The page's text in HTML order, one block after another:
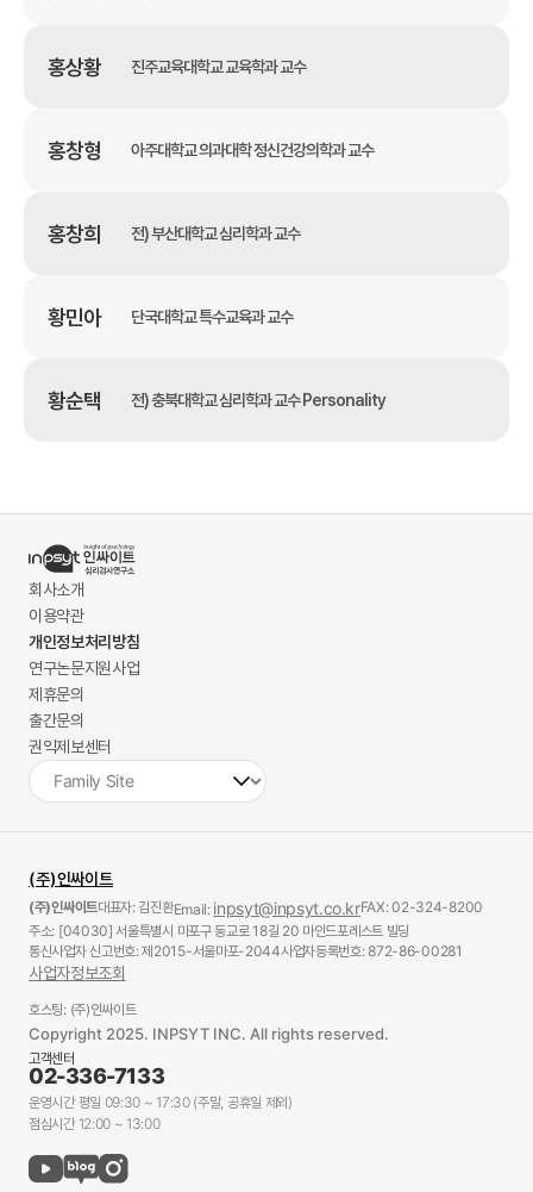
홍상황 진주교육대학교 교육학과 교수
홍창형 아주대학교 의과대학 정신건강의학과 교수
홍창희 전) 부산대학교 심리학과 교수
황민아 단국대학교 특수교육과 교수
황순택 전) 충북대학교 심리학과 교수 Personality
회사소개
이용약관
개인정보처리방침
연구논문지원사업
제휴문의
출간문의
권익제보센터
(주)인싸이트
(주)인싸이트대표자: 김진환Email: inpsyt@inpsyt.co.krFAX: 02-324-8200
주소: [04030] 서울특별시 마포구 동교로 18길 20 마인드포레스트 빌딩
통신사업자 신고번호: 제2015-서울마포-2044사업자등록번호: 872-86-00281
사업자정보조회
호스팅: (주)인싸이트
Copyright 2025. INPSYT INC. All rights reserved.
고객센터
02-336-7133
운영시간 평일 09:30 ~ 17:30 (주말, 공휴일 제외)
점심시간 12:00 ~ 13:00